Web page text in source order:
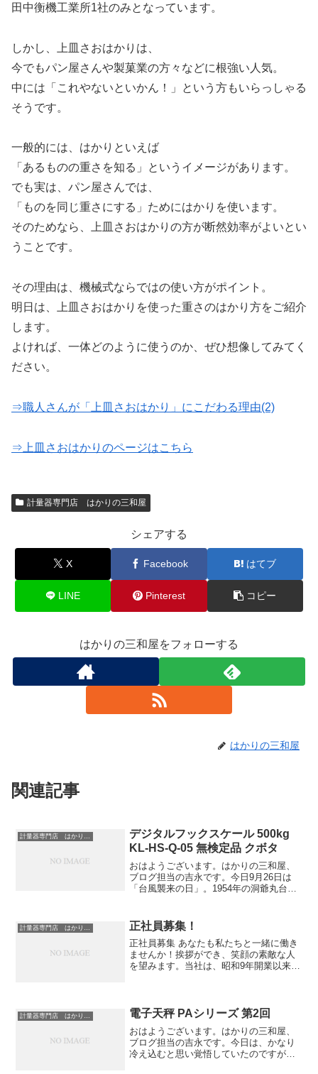
田中衡機工業所1社のみとなっています。
しかし、上皿さおはかりは、
今でもパン屋さんや製菓業の方々などに根強い人気。
中には「これやないといかん！」という方もいらっしゃる
そうです。
一般的には、はかりといえば
「あるものの重さを知る」というイメージがあります。
でも実は、パン屋さんでは、
「ものを同じ重さにする」ためにはかりを使います。
そのためなら、上皿さおはかりの方が断然効率がよいとい
うことです。
その理由は、機械式ならではの使い方がポイント。
明日は、上皿さおはかりを使った重さのはかり方をご紹介
します。
よければ、一体どのように使うのか、ぜひ想像してみてく
ださい。
⇒職人さんが「上皿さおはかり」にこだわる理由(2)
⇒上皿さおはかりのページはこちら
計量器専門店 はかりの三和屋
シェアする
X Facebook はてブ
LINE Pinterest コピー
はかりの三和屋をフォローする
はかりの三和屋
関連記事
デジタルフックスケール 500kg
KL-HS-Q-05 無検定品 クボタ
おはようございます。はかりの三和屋、
ブログ担当の吉永です。今日9月26日は
「台風襲来の日」。1954年の洞爺丸台風
だったそうです。今まさに新しい台風24
号が接近して...
正社員募集！
正社員募集 あなたも私たちと一緒に働き
ませんか！挨拶ができ、笑顔の素敵な人
を望みます。当社は、昭和9年開業以来、
に重要なＪＣＳＳ校正...
電子天秤 PAシリーズ 第2回
おはようございます。はかりの三和屋、
ブログ担当の吉永です。今日は、かなり
冷え込むと思い覚悟していたのですが、